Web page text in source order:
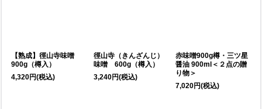
【熟成】徑山寺味噌
900g（樽入）
4,320円(税込)
徑山寺（きんざんじ）
味噌 600g（樽入）
3,240円(税込)
赤味噌900g樽・三ツ星
醤油 900ml＜２点の贈
り物＞
7,020円(税込)